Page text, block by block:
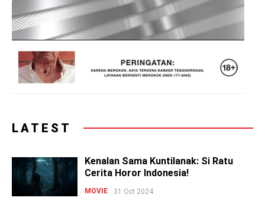
LATEST
Kenalan Sama Kuntilanak: Si Ratu
Cerita Horor Indonesia!
MOVIE 31 Oct 2024